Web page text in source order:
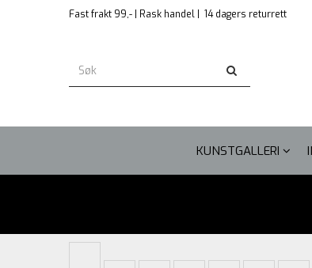
Fast frakt 99,- | Rask handel | 14 dagers returrett
KUNSTGALLERI